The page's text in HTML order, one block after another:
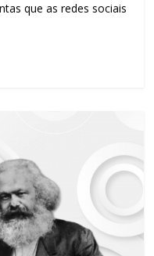
que as redes sociais